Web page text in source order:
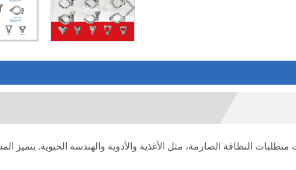
النظافة الصارمة، مثل الأغذية والأدوية والهندسة الحيوية.